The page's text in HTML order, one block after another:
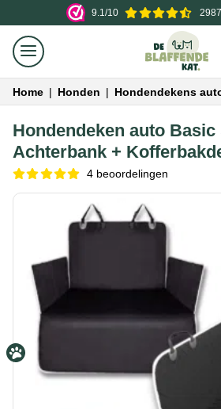
9.1/10
Home | Honden | Hondendekens
Hondendeken auto Basic
Achterbank +
4 beoordelingen